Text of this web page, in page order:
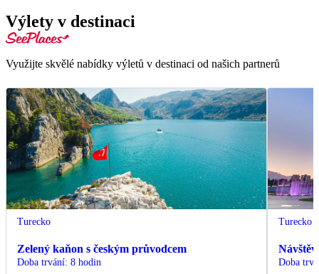
Výlety v destinaci
Využijte skvělé nabídky výletů v destinaci od našich partnerů
Turecko
Zelený kaňon s českým průvodcem
Doba trvání: 8 hodin
Turecko
Doba